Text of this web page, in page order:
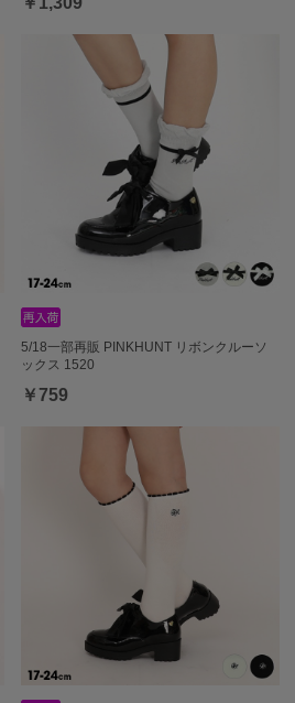
5/18一部再販 PINKHUNT リボンクルーソ
ックス 1520
￥759